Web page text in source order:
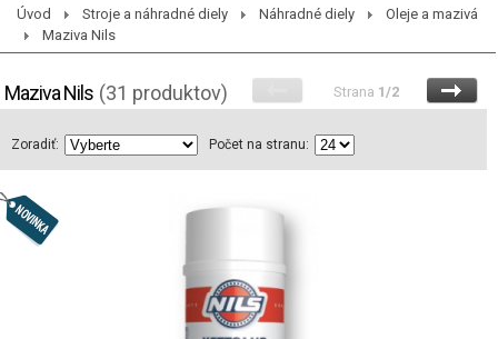
Úvod Stroje a náhradné diely Náhradné diely
Oleje a mazivá
Maziva Nils
Maziva Nils (31 produktov) Strana 1/2
Zoradiť: Počet na stranu: